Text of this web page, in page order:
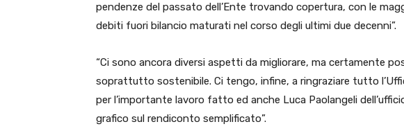
pendenze del passato dell’Ente trovando copertura, con le
debiti fuori bilancio maturati nel corso degli ultimi due decenni”.
“Ci sono ancora diversi aspetti da migliorare, ma certamente
soprattutto sostenibile. Ci tengo, infine, a ringraziare tutto
per l’importante lavoro fatto ed anche Luca Paolangeli
grafico sul rendiconto semplificato”.